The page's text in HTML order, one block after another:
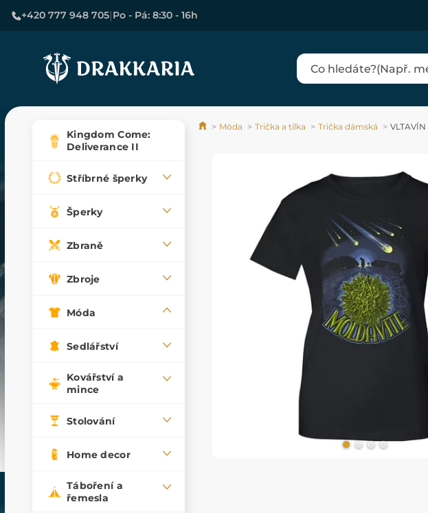
+420 777 948 705|Po - Pá: 8:30 - 16h
Kingdom Come:
Deliverance II
Stříbrné šperky
Šperky
Zbraně
Zbroje
Móda
Sedlářství
Kovářství a
mince
Stolování
Home decor
Táboření a
řemesla
Móda Trička a tílka Trička dámská